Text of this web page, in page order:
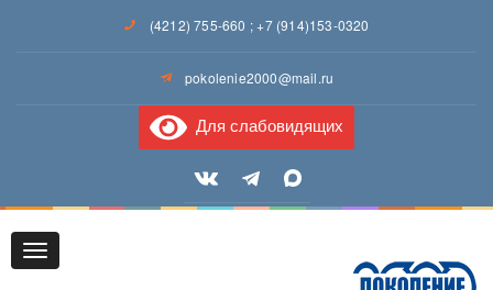
(4212) 755-660 ;+7 (914)153-0320
pokolenie2000@mail.ru
Для слабовидящих